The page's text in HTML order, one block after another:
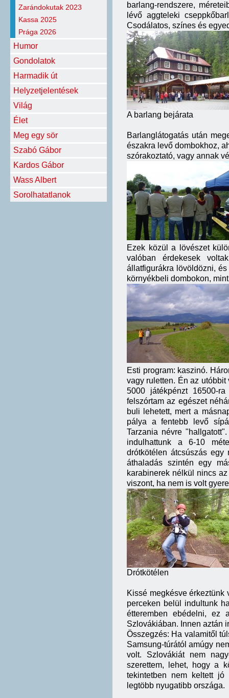
Zarándokutak 2023
Kassa 2025
Prága 2026
Humor
Gondolatok
Harmadik út
Helyzetjelentések
Világ
Élet
Meg egy sör
Szabó Gábor
Kardos Gábor
Wass Albert
Sorolhatatlanok
barlang-rendszere,
lévő aggteleki
Csodálatos, színes és
A barlang bejárata
Barlanglátogatás után
északra levő dombokhoz,
szórakoztató, vagy annak
Ezek közül a lövészet
valóban érdekesek
állatfigurákra lövöldözni,
környékbeli dombokon,
Esti program: kaszinó.
vagy ruletten. Én az
5000 játékpénzt 16500-
felszórtam az egészet
buli lehetett, mert a
pálya a fentebb levő
Tarzania névre
indulhattunk a 6-10
drótkötélen átcsúszás
áthaladás szintén egy
karabinerek nélkül nincs
viszont, ha nem is volt
Drótkötélen
Kissé megkésve
perceken belül indultunk
étteremben ebédelni, ez
Szlovákiában. Innen aztán
Összegzés: Ha valamitől
Samsung-túrától amúgy
volt. Szlovákiát nem
szerettem, lehet, hogy a
tekintetben nem keltett jó
legtöbb nyugatibb országa.